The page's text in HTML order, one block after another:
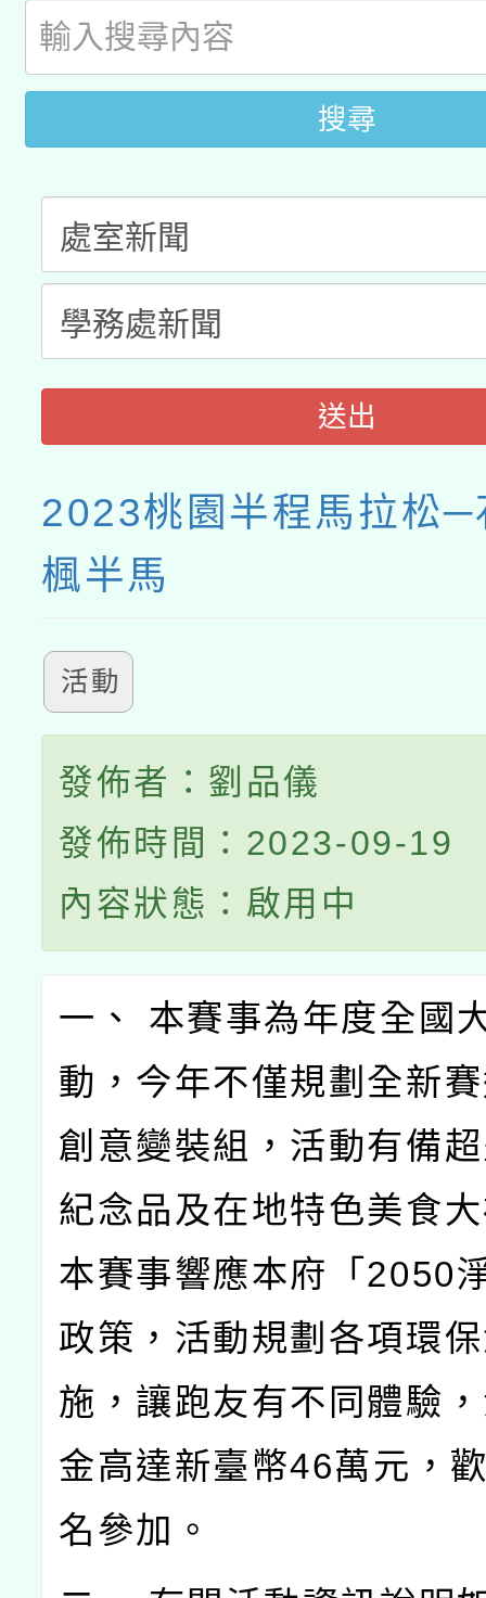
動」
開 智慧啟航」
搜尋
送出
2023桃園半程馬拉松─
楓半馬
活動
發佈者：劉品儀
發佈時間：2023-09-19
內容狀態：啟用中
一、 本賽事為年度全國
動，今年不僅規劃全新
創意變裝組，活動有備
紀念品及在地特色美食
本賽事響應本府「2050
政策，活動規劃各項環
施，讓跑友有不同體驗
金高達新臺幣46萬元，
名參加。